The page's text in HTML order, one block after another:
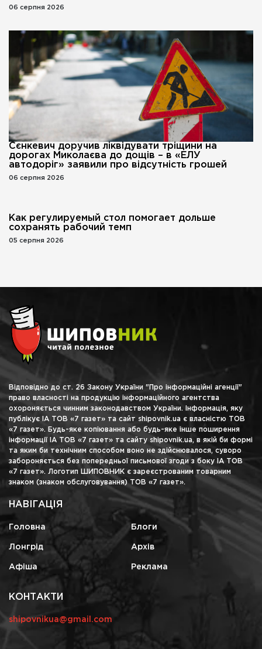
06 серпня 2026
Сєнкевич доручив ліквідувати тріщини на
дорогах Миколаєва до дощів – в «ЕЛУ
автодоріг» заявили про відсутність грошей
06 серпня 2026
Как регулируемый стол помогает дольше
сохранять рабочий темп
05 серпня 2026
Відповідно до ст. 26 Закону України "Про інформаційні агенції"
право власності на продукцію інформаційного агентства
охороняється чинним законодавством України. Інформація, яку
публікує ІА ТОВ «7 газет» та сайт shipovnik.ua є власністю ТОВ
«7 газет». Будь-яке копіювання або будь-яке інше поширення
інформації ІА ТОВ «7 газет» та сайту shipovnik.ua, в якій би формі
та яким би технічним способом воно не здійснювалося, суворо
забороняється без попередньої письмової згоди з боку ІА ТОВ
«7 газет». Логотип ШИПОВНИК є зареєстрованим товарним
знаком (знаком обслуговування) ТОВ «7 газет».
НАВІГАЦІЯ
Головна Блоги
Лонгрід Архів
Афіша Реклама
КОНТАКТИ
shipovnikua@gmail.com